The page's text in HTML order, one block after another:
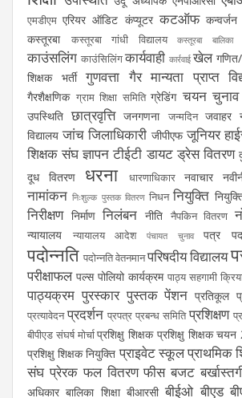
एमडीएम एरियर ऑडिट कंप्यूटर कटऑफ
कस्तूरबा
कस्तूरबा गांधी विद्यालय कस्तूरबा बालिका
काउंसलिंग काउंसिलिंग कार्यवाही कार्रवाई खेल गणित/
शिक्षक भर्ती
गुणवत्ता गैर मान्यता प्राप्त
गैरशैक्षणिक ग्राम शिक्षा समिति ग्रेडिंग चयन चुनाव
उपस्थिति छात्रवृत्ति जनगणना जन्मदिन जवाहर
विद्यालय जांच जिलाधिकारी जीपीएफ जूनियर
शिक्षक संघ ज्ञापन टीईटी डायट ड्रेस वितरण
दूध वितरण
धरना धारणाधिकार नवाचार
नामांकन निःशुल्क पुस्तक वितरण निधन नियुक्ति
निरीक्षण निर्माण निलंबन नीति नैपकिन वितरण
न्यायालय न्यायालय आदेश पंचायत चुनाव पत्र
पदोन्नति पदोन्नति वेतनमानपरिषदीय विद्यालय
परीक्षाफल पल्स पोलियो कार्यक्रम पाठ्य सहगामी
पाठ्यक्रम पुरस्कार पुस्तक पेंशन प्रतिकूल
प्रत्यावेदन प्रदर्शन प्रपत्र प्रबन्ध समिति प्रशिक्षण
बीपीएड संघर्ष मोर्चा प्रशिक्षु शिक्षक प्रशिक्षु शिक्षक चयन
प्रशिक्षु शिक्षक नियुक्ति प्राइवेट स्कूलप्राथमिक
संघ प्रेरक फल वितरण फीस बजट
अधिकार बालिका शिक्षा बीआरसी बीईओ बीएड